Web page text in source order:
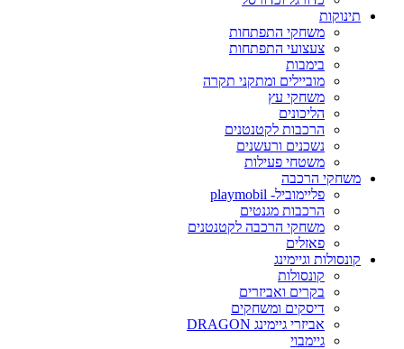
תינוקות
משחקי התפתחות
צעצועי התפתחות
בימבות
מוביילים ומתקני תקרה
משחקי עץ
הליכונים
הרכבות לקטנטנים
נשכנים ורעשנים
משטחי פעילות
משחקי הרכבה
פליימוביל- playmobil
הרכבות מגנטים
משחקי הרכבה לקטנטנים
פאזלים
קונסולות וגיימינג
קונסולות
בקרים ואביזרים
דיסקים ומשחקים
אביזרי גיימינג DRAGON
גיימבוי